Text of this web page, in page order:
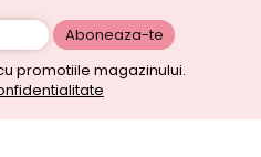
promotiile magazinului.